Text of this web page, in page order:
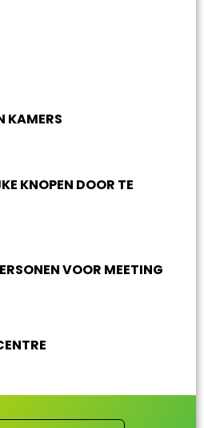
KAMERS
KNOPEN DOOR TE
VOOR MEETING